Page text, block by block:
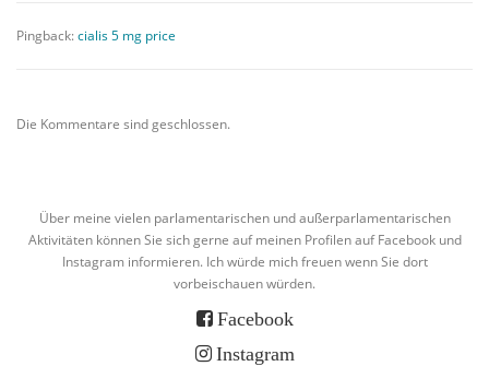
Pingback:cialis 5 mg price
Die Kommentare sind geschlossen.
Über meine vielen parlamentarischen und außerparlamentarischen
Aktivitäten können Sie sich gerne auf meinen Profilen auf Facebook und
Instagram informieren. Ich würde mich freuen wenn Sie dort
vorbeischauen würden.
Facebook
Instagram